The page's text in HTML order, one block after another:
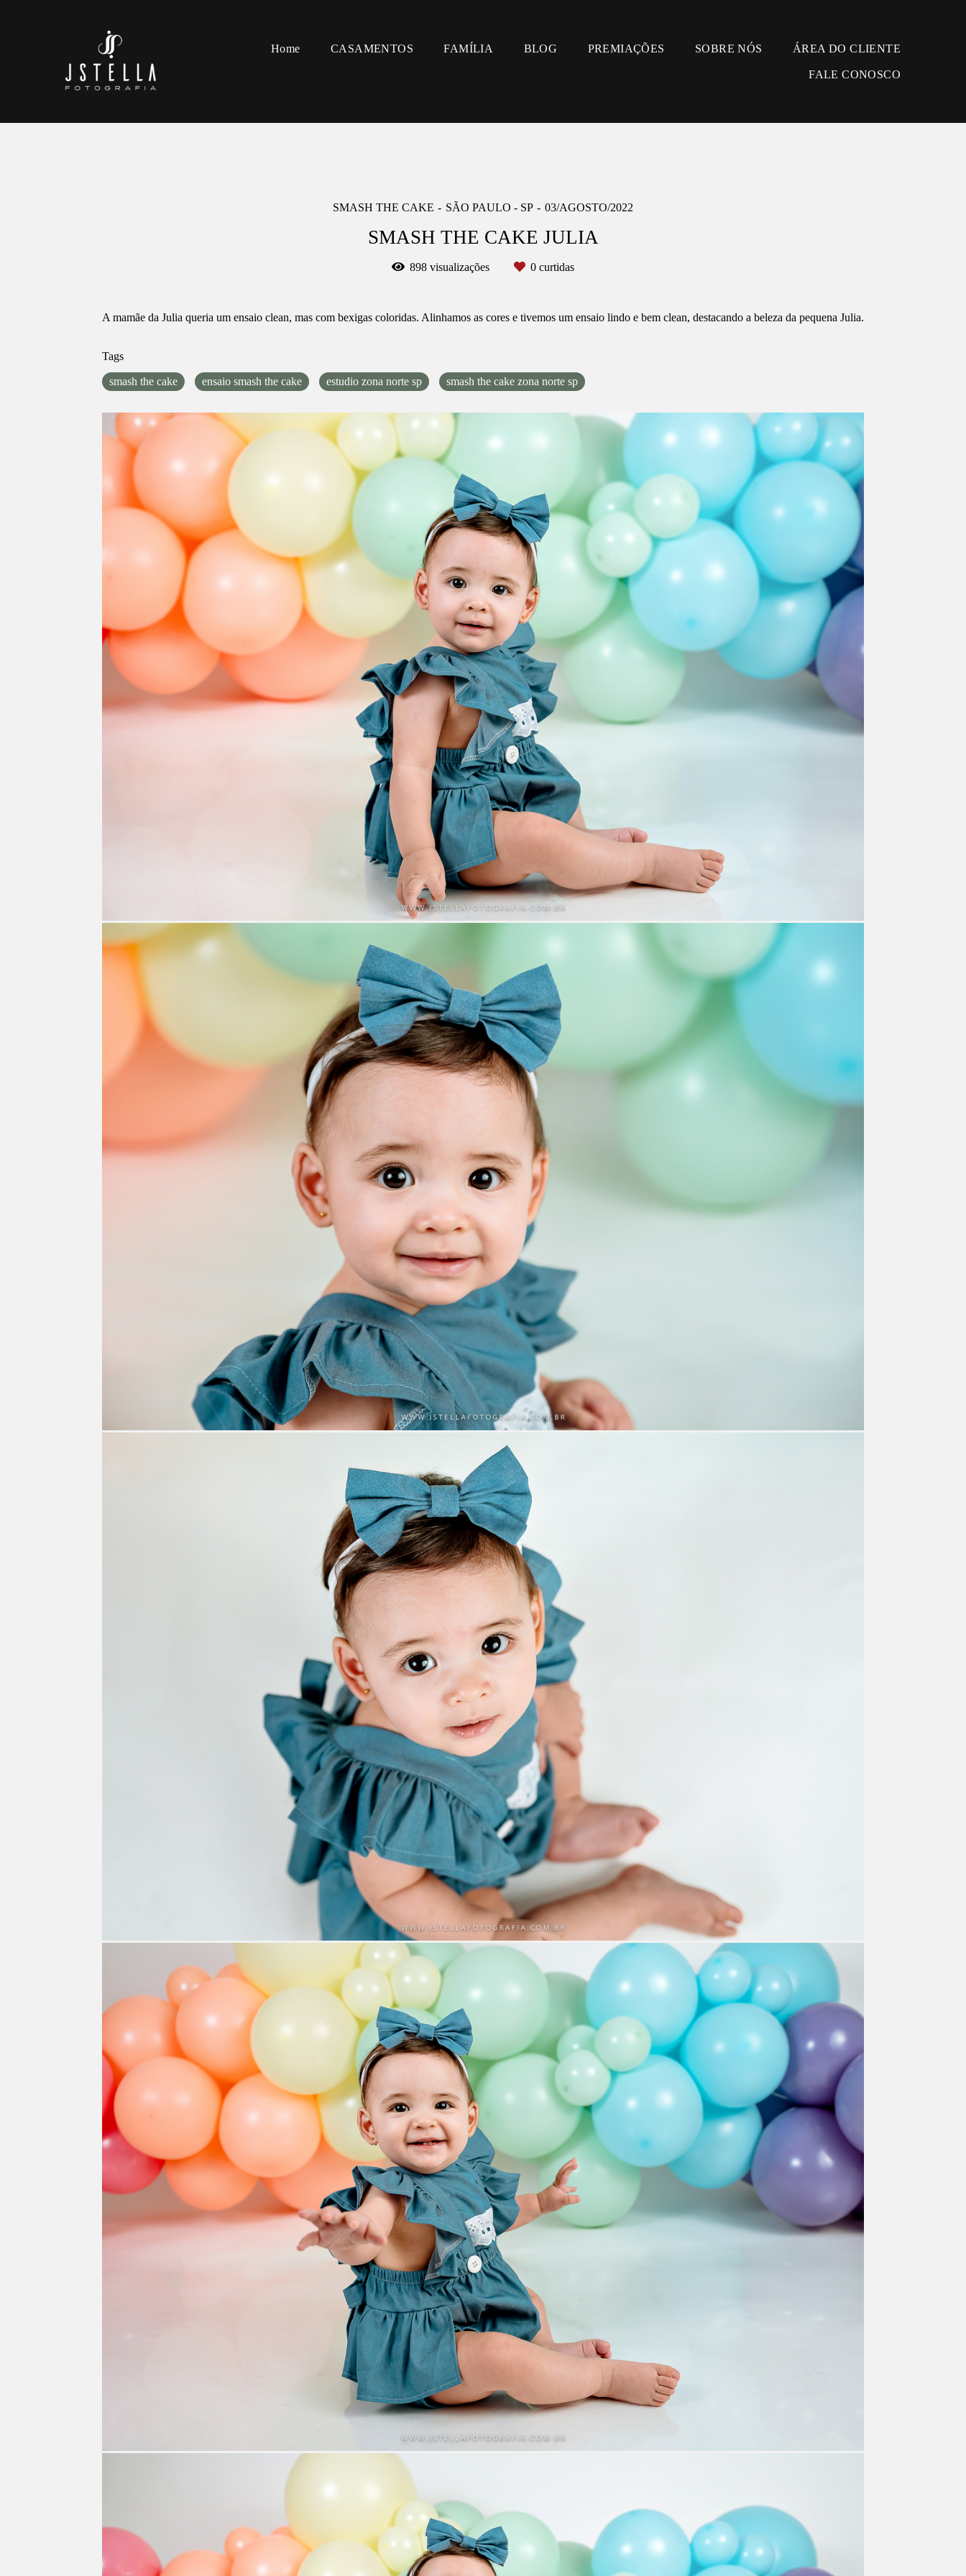
Home CASAMENTOS FAMÍLIA BLOG PREMIAÇÕES SOBRE NÓS ÁREA DO CLIENTE
FALE CONOSCO
SMASH THE CAKE SÃO PAULO - SP 03/AGOSTO/2022
SMASH THE CAKE JULIA
898 visualizações 0 curtidas
A mamãe da Julia queria um ensaio clean, mas com bexigas coloridas. Alinhamos as cores e tivemos um ensaio lindo e bem clean, destacando a beleza da pequena Julia.
Tags
smash the cake ensaio smash the cake estudio zona norte sp smash the cake zona norte sp